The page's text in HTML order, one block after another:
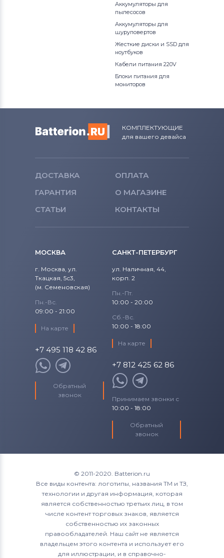
Аккумуляторы для
пылесосов
Аккумуляторы для
шуруповертов
Жесткие диски и SSD для
ноутбуков
Кабели питания 220V
Блоки питания для
мониторов
КОМПЛЕКТУЮЩИЕ
для вашего девайса
ДОСТАВКА
ОПЛАТА
ГАРАНТИЯ
О МАГАЗИНЕ
СТАТЬИ
КОНТАКТЫ
МОСКВА
г. Москва, ул.
Ткацкая, 5с3,
(м. Семеновская)
Пн.-Вс.
09:00 - 21:00
На карте
+7 495 118 42 86
Обратный
звонок
САНКТ-ПЕТЕРБУРГ
ул. Наличная, 44,
корп. 2
Пн.-Пт.
10:00 - 20:00
Сб.-Вс.
10:00 - 18:00
На карте
+7 812 425 62 86
Принимаем звонки с
10:00 - 18:00
Обратный
звонок
© 2011-2020. Batterion.ru
Все виды контента: логотипы, названия ТМ и ТЗ,
технологии и другая информация, которая
является собственностью третьих лиц, в том
числе контент торговых знаков, является
собственностью их законных
правообладателей. Наш сайт не является
владельцем этого контента и использует его
для иллюстрации, и в справочно-